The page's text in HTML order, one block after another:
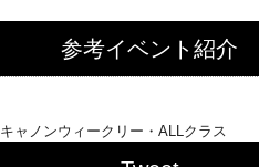
参考イベント紹介
キャノンウィークリー・ALLクラス